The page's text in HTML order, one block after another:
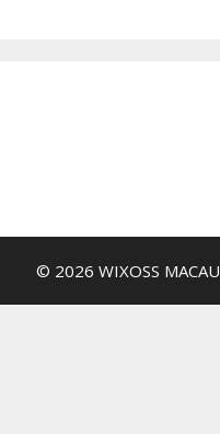
© 2026 WIXOSS MACAU